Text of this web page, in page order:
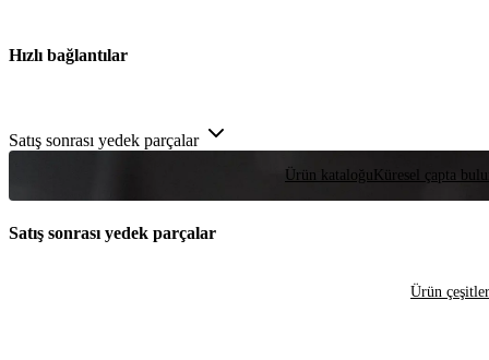
Hızlı bağlantılar
Satış sonrası yedek parçalar
Ürün kataloğu Küresel çapta
Satış sonrası yedek parçalar
Ürün